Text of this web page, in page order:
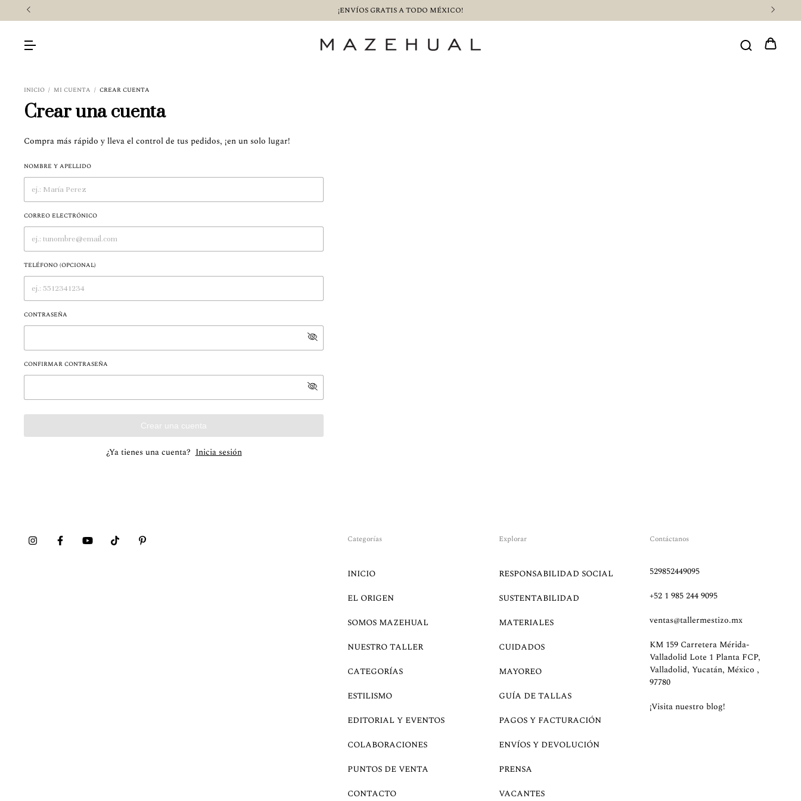
¡ENVÍOS GRATIS A TODO MÉXICO!
INICIO / MI CUENTA / CREAR CUENTA
Crear una cuenta
Compra más rápido y lleva el control de tus pedidos, ¡en un solo lugar!
NOMBRE Y APELLIDO
CORREO ELECTRÓNICO
TELÉFONO (OPCIONAL)
CONTRASEÑA
CONFIRMAR CONTRASEÑA
Crear una cuenta
¿Ya tienes una cuenta? Inicia sesión
Categorías
INICIO
EL ORIGEN
SOMOS MAZEHUAL
NUESTRO TALLER
CATEGORÍAS
ESTILISMO
EDITORIAL Y EVENTOS
COLABORACIONES
PUNTOS DE VENTA
CONTACTO
Explorar
RESPONSABILIDAD SOCIAL
SUSTENTABILIDAD
MATERIALES
CUIDADOS
MAYOREO
GUÍA DE TALLAS
PAGOS Y FACTURACIÓN
ENVÍOS Y DEVOLUCIÓN
PRENSA
VACANTES
Contáctanos
529852449095
+52 1 985 244 9095
ventas@tallermestizo.mx
KM 159 Carretera Mérida-
Valladolid Lote 1 Planta FCP,
Valladolid, Yucatán, México ,
97780
¡Visita nuestro blog!